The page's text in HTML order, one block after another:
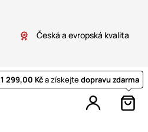
Česká a evropská kvalita
1 299,00 Kča získejtedopravu zdarma